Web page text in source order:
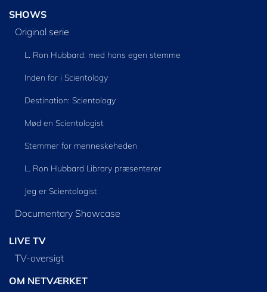
SHOWS
Original serie
L. Ron Hubbard: med hans egen stemme
Inden for i Scientology
Destination: Scientology
Mød en Scientologist
Stemmer for menneskeheden
L. Ron Hubbard Library præsenterer
Jeg er Scientologist
Documentary Showcase
LIVE TV
TV-oversigt
OM NETVÆRKET